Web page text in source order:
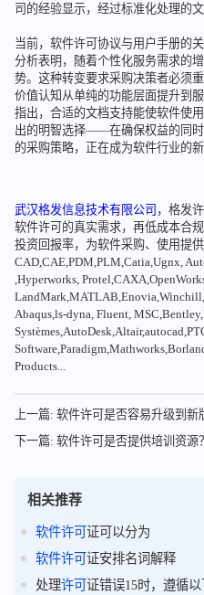
司的经验显示，经过标准化处理的
当前，软件许可协议与用户手册的
分析表明，随着个性化服务需求的
势。这种转变要求采购决策者必须
价值认知从单纯的功能层面提升到
指出，合适的文档支持能使软件使
出的明智选择——在确保权益的同
的采购策略，正在成为软件行业的新
武汉格发信息技术有限公司 ，格发
软件许可的真实需求，再低成本合
投资回报率，为软件采购、使用提
CAD,CAE,PDM,PLM,Catia,Ugnx,
,Hyperworks,
Abaqus,ls-dyna, Fluent,
Products...
上一篇: 软件许可是否容易升级到新
下一篇: 软件许可是否提供培训资源？
相关推荐
软件许可 证可以分为
软件许可 证安排名词解释
处理许可 证错误15时，遵循